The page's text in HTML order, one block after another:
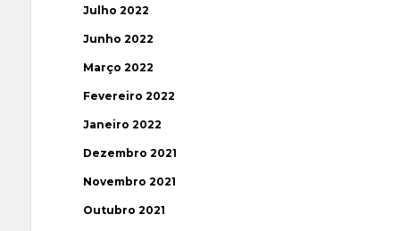
Julho 2022
Junho 2022
Março 2022
Fevereiro 2022
Janeiro 2022
Dezembro 2021
Novembro 2021
Outubro 2021